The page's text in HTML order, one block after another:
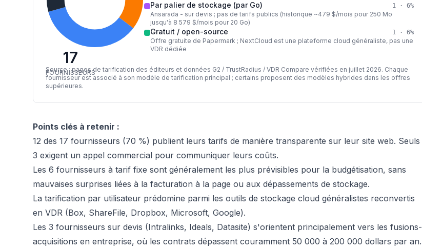
17
FOURNISSEURS
Par palier de stockage (par Go) 1 · 6%
Ansarada - sur devis ; pas de tarifs publics (historique ~479 $/mois pour 250 Mo
jusqu'à 8 579 $/mois pour 20 Go)
Gratuit / open-source 1 · 6%
Offre gratuite de Papermark ; NextCloud est une plateforme cloud généraliste, pas une
VDR dédiée
Source : pages de tarification des éditeurs et données G2 / TrustRadius / VDR Compare vérifiées en juillet 2026. Chaque
fournisseur est associé à son modèle de tarification principal ; certains proposent des modèles hybrides dans les offres
supérieures.
Points clés à retenir :
12 des 17 fournisseurs (70 %) publient leurs tarifs de manière transparente sur leur site web. Seuls
3 exigent un appel commercial pour communiquer leurs coûts.
Les 6 fournisseurs à tarif fixe sont généralement les plus prévisibles pour la budgétisation, sans
mauvaises surprises liées à la facturation à la page ou aux dépassements de stockage.
La tarification par utilisateur prédomine parmi les outils de stockage cloud généralistes reconvertis
en VDR (Box, ShareFile, Dropbox, Microsoft, Google).
Les 3 fournisseurs sur devis (Intralinks, Ideals, Datasite) s'orientent principalement vers les fusions-
acquisitions en entreprise, où les contrats dépassent couramment 50 000 à 200 000 dollars par an.